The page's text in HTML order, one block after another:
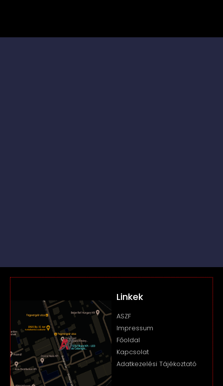
Linkek
ASZF
Impressum
Főoldal
Kapcsolat
Adatkezelési Tájékoztató